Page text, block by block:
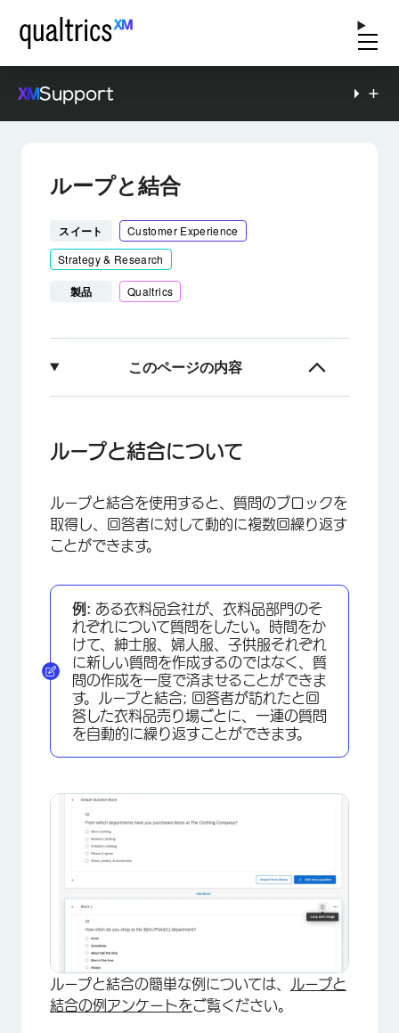
Support
ループと結合
スイート
Customer Experience
Strategy & Research
製品 Qualtrics
このページの内容
ループと結合をオンにする
数値に基づいたループ
スタティックループと結合
ループ順序のランダム化
ループと結合データのエクスポートを理解する
ループと結合ブロックでロジックを使う
ループと結合をオフにする
異なるプロジェクト・タイプでのループと結合
ループと結合について
ループと結合を使用すると、質問のブロックを
取得し、回答者に対して動的に複数回繰り返す
ことができます。
例: ある衣料品会社が、衣料品部門のそ
れぞれについて質問をしたい。時間をか
けて、紳士服、婦人服、子供服それぞれ
に新しい質問を作成するのではなく、質
問の作成を一度で済ませることができま
す。ループと結合; 回答者が訪れたと回
答した衣料品売り場ごとに、一連の質問
を自動的に繰り返すことができます。
ループと結合の簡単な例については、
ループと
結合の例アンケートをご覧ください。